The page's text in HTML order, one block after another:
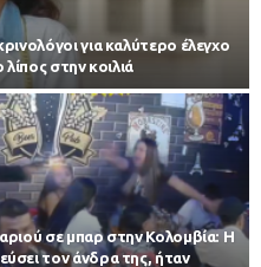
για καλύτερο έλεγχο
στην κοιλιά
σε μπαρ στην Κολομβία: Η
τον άνδρα της, ήταν